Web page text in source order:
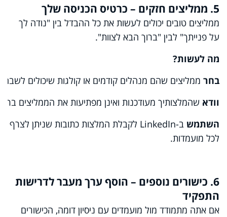
5. ממליצים חזקים – כרטיס הכניסה שלך
ממליצים טובים יכולים לעשות את כל ההבדל בין "נודה לך
על פנייתך" לבין "ברוך הבא לצוות".
מה לעשות?
בחר ממליצים שהם מנהלים קודמים או קולגות שיכולים
וודא שהמלצותיך מעודכנות ואינן מפתיעות את הממליצים
השתמש ב-LinkedIn לקבלת המלצות כתובות שניתן לצרף
לכל מועמדות.
6. כישורים נוספים – הוסף ערך מעבר לדרישות
התפקיד
אם אתה מתמודד מול מועמדים עם ניסיון דומה, הכישורים